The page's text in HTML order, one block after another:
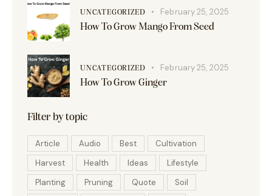
UNCATEGORIZED
February 25, 2025
How To Grow Mango From Seed
UNCATEGORIZED
February 25, 2025
How To Grow Ginger
Filter by topic
Article Audio Best
Cultivation
Harvest
Health Ideas
Lifestyle
Planting
Pruning Quote
Soil